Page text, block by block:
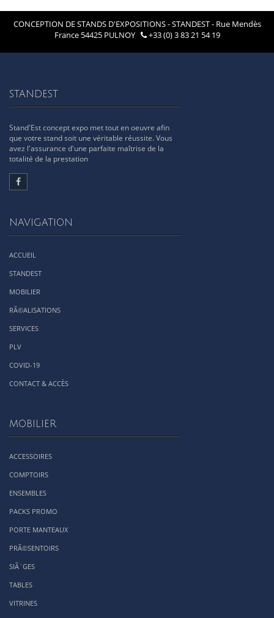
CONCEPTION DE STANDS D'EXPOSITIONS - STANDEST - Rue Mendès
France 54425 PULNOY
+33 (0) 3 83 21 54 19
STANDEST
Stand'Est concept expo met tout en oeuvre afin
que votre stand soit une véritable réussite. Vous
avez l'assurance d'une parfaite maîtrise de la
totalité de la prestation
NAVIGATION
ACCUEIL
STANDEST
MOBILIER
RÃ©ALISATIONS
SERVICES
PLV
COVID-19
CONTACT & ACCÈS
MOBILIER
ACCESSOIRES
COMPTOIRS
ENSEMBLES
PACKS PROMO
PORTE MANTEAUX
PRÃ©SENTOIRS
SIÃ¨GES
TABLES
VITRINES